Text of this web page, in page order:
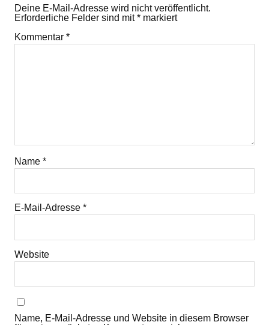
Deine E-Mail-Adresse wird nicht veröffentlicht.
Erforderliche Felder sind mit* markiert
Kommentar *
Name *
E-Mail-Adresse *
Website
Name, E-Mail-Adresse und Website in diesem Browser